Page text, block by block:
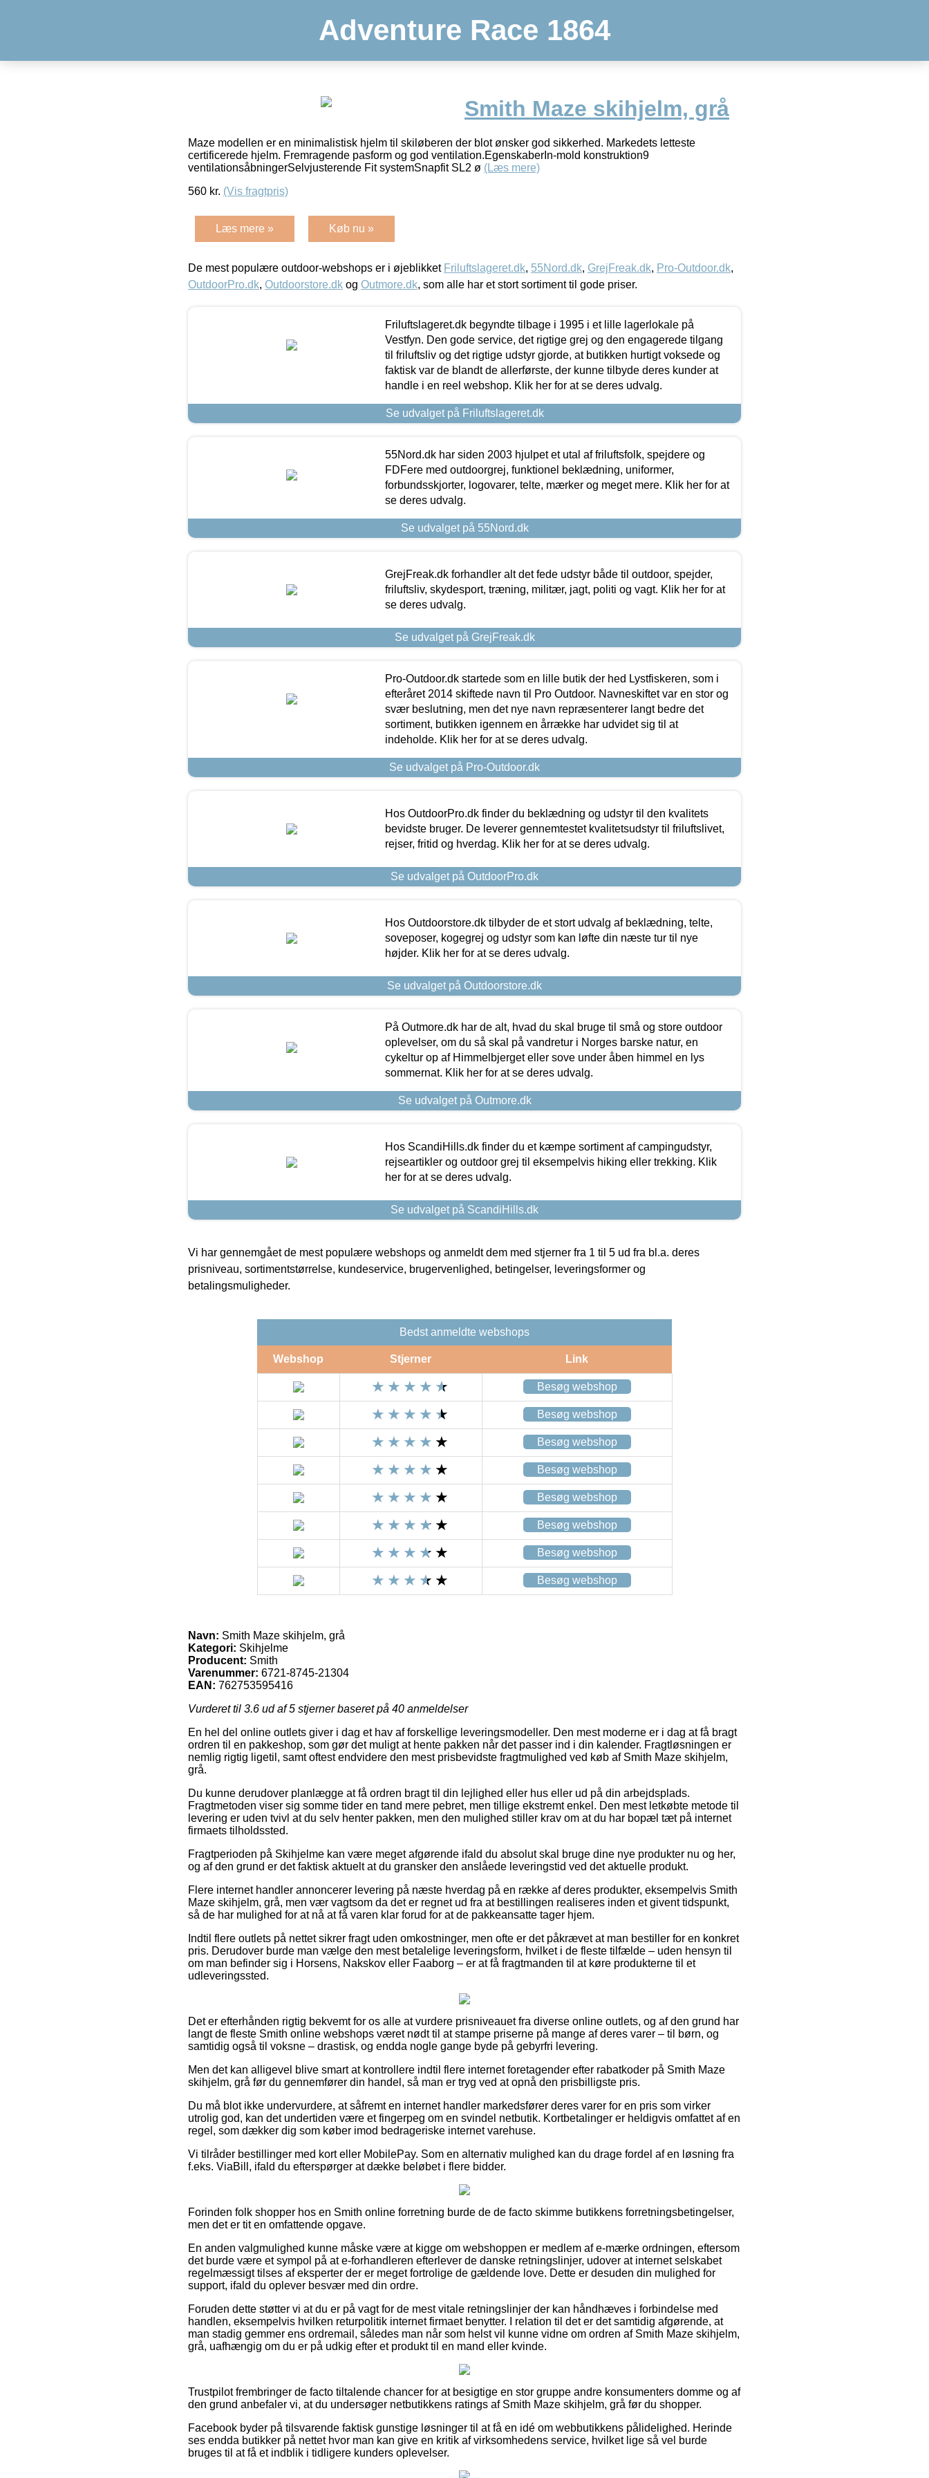
Adventure Race 1864
Smith Maze skihjelm, grå
Maze modellen er en minimalistisk hjelm til skiløberen der blot ønsker god sikkerhed. Markedets letteste
certificerede hjelm. Fremragende pasform og god ventilation.EgenskaberIn-mold konstruktion9
ventilationsåbningerSelvjusterende Fit systemSnapfit SL2 ø (Læs mere)
560 kr. (Vis fragtpris)
Læs mere » Køb nu »
De mest populære outdoor-webshops er i øjeblikket Friluftslageret.dk, 55Nord.dk, GrejFreak.dk, Pro-Outdoor.dk,
OutdoorPro.dk, Outdoorstore.dk og Outmore.dk, som alle har et stort sortiment til gode priser.
Friluftslageret.dk begyndte tilbage i 1995 i et lille lagerlokale på
Vestfyn. Den gode service, det rigtige grej og den engagerede tilgang
til friluftsliv og det rigtige udstyr gjorde, at butikken hurtigt voksede og
faktisk var de blandt de allerførste, der kunne tilbyde deres kunder at
handle i en reel webshop. Klik her for at se deres udvalg.
Se udvalget på Friluftslageret.dk
55Nord.dk har siden 2003 hjulpet et utal af friluftsfolk, spejdere og
FDFere med outdoorgrej, funktionel beklædning, uniformer,
forbundsskjorter, logovarer, telte, mærker og meget mere. Klik her for at
se deres udvalg.
Se udvalget på 55Nord.dk
GrejFreak.dk forhandler alt det fede udstyr både til outdoor, spejder,
friluftsliv, skydesport, træning, militær, jagt, politi og vagt. Klik her for at
se deres udvalg.
Se udvalget på GrejFreak.dk
Pro-Outdoor.dk startede som en lille butik der hed Lystfiskeren, som i
efteråret 2014 skiftede navn til Pro Outdoor. Navneskiftet var en stor og
svær beslutning, men det nye navn repræsenterer langt bedre det
sortiment, butikken igennem en årrække har udvidet sig til at
indeholde. Klik her for at se deres udvalg.
Se udvalget på Pro-Outdoor.dk
Hos OutdoorPro.dk finder du beklædning og udstyr til den kvalitets
bevidste bruger. De leverer gennemtestet kvalitetsudstyr til friluftslivet,
rejser, fritid og hverdag. Klik her for at se deres udvalg.
Se udvalget på OutdoorPro.dk
Hos Outdoorstore.dk tilbyder de et stort udvalg af beklædning, telte,
soveposer, kogegrej og udstyr som kan løfte din næste tur til nye
højder. Klik her for at se deres udvalg.
Se udvalget på Outdoorstore.dk
På Outmore.dk har de alt, hvad du skal bruge til små og store outdoor
oplevelser, om du så skal på vandretur i Norges barske natur, en
cykeltur op af Himmelbjerget eller sove under åben himmel en lys
sommernat. Klik her for at se deres udvalg.
Se udvalget på Outmore.dk
Hos ScandiHills.dk finder du et kæmpe sortiment af campingudstyr,
rejseartikler og outdoor grej til eksempelvis hiking eller trekking. Klik
her for at se deres udvalg.
Se udvalget på ScandiHills.dk
Vi har gennemgået de mest populære webshops og anmeldt dem med stjerner fra 1 til 5 ud fra bl.a. deres
prisniveau, sortimentstørrelse, kundeservice, brugervenlighed, betingelser, leveringsformer og
betalingsmuligheder.
Bedst anmeldte webshops
Webshop Stjerner Link
Besøg webshop
Besøg webshop
Besøg webshop
Besøg webshop
Besøg webshop
Besøg webshop
Besøg webshop
Besøg webshop
Navn: Smith Maze skihjelm, grå
Kategori: Skihjelme
Producent: Smith
Varenummer: 6721-8745-21304
EAN: 762753595416
Vurderet til 3.6 ud af 5 stjerner baseret på 40 anmeldelser
En hel del online outlets giver i dag et hav af forskellige leveringsmodeller. Den mest moderne er i dag at få bragt
ordren til en pakkeshop, som gør det muligt at hente pakken når det passer ind i din kalender. Fragtløsningen er
nemlig rigtig ligetil, samt oftest endvidere den mest prisbevidste fragtmulighed ved køb af Smith Maze skihjelm,
grå.
Du kunne derudover planlægge at få ordren bragt til din lejlighed eller hus eller ud på din arbejdsplads.
Fragtmetoden viser sig somme tider en tand mere pebret, men tillige ekstremt enkel. Den mest letkøbte metode til
levering er uden tvivl at du selv henter pakken, men den mulighed stiller krav om at du har bopæl tæt på internet
firmaets tilholdssted.
Fragtperioden på Skihjelme kan være meget afgørende ifald du absolut skal bruge dine nye produkter nu og her,
og af den grund er det faktisk aktuelt at du gransker den anslåede leveringstid ved det aktuelle produkt.
Flere internet handler annoncerer levering på næste hverdag på en række af deres produkter, eksempelvis Smith
Maze skihjelm, grå, men vær vagtsom da det er regnet ud fra at bestillingen realiseres inden et givent tidspunkt,
så de har mulighed for at nå at få varen klar forud for at de pakkeansatte tager hjem.
Indtil flere outlets på nettet sikrer fragt uden omkostninger, men ofte er det påkrævet at man bestiller for en konkret
pris. Derudover burde man vælge den mest betalelige leveringsform, hvilket i de fleste tilfælde – uden hensyn til
om man befinder sig i Horsens, Nakskov eller Faaborg – er at få fragtmanden til at køre produkterne til et
udleveringssted.
Det er efterhånden rigtig bekvemt for os alle at vurdere prisniveauet fra diverse online outlets, og af den grund har
langt de fleste Smith online webshops været nødt til at stampe priserne på mange af deres varer – til børn, og
samtidig også til voksne – drastisk, og endda nogle gange byde på gebyrfri levering.
Men det kan alligevel blive smart at kontrollere indtil flere internet foretagender efter rabatkoder på Smith Maze
skihjelm, grå før du gennemfører din handel, så man er tryg ved at opnå den prisbilligste pris.
Du må blot ikke undervurdere, at såfremt en internet handler markedsfører deres varer for en pris som virker
utrolig god, kan det undertiden være et fingerpeg om en svindel netbutik. Kortbetalinger er heldigvis omfattet af en
regel, som dækker dig som køber imod bedrageriske internet varehuse.
Vi tilråder bestillinger med kort eller MobilePay. Som en alternativ mulighed kan du drage fordel af en løsning fra
f.eks. ViaBill, ifald du efterspørger at dække beløbet i flere bidder.
Forinden folk shopper hos en Smith online forretning burde de de facto skimme butikkens forretningsbetingelser,
men det er tit en omfattende opgave.
En anden valgmulighed kunne måske være at kigge om webshoppen er medlem af e-mærke ordningen, eftersom
det burde være et sympol på at e-forhandleren efterlever de danske retningslinjer, udover at internet selskabet
regelmæssigt tilses af eksperter der er meget fortrolige de gældende love. Dette er desuden din mulighed for
support, ifald du oplever besvær med din ordre.
Foruden dette støtter vi at du er på vagt for de mest vitale retningslinjer der kan håndhæves i forbindelse med
handlen, eksempelvis hvilken returpolitik internet firmaet benytter. I relation til det er det samtidig afgørende, at
man stadig gemmer ens ordremail, således man når som helst vil kunne vidne om ordren af Smith Maze skihjelm,
grå, uafhængig om du er på udkig efter et produkt til en mand eller kvinde.
Trustpilot frembringer de facto tiltalende chancer for at besigtige en stor gruppe andre konsumenters domme og af
den grund anbefaler vi, at du undersøger netbutikkens ratings af Smith Maze skihjelm, grå før du shopper.
Facebook byder på tilsvarende faktisk gunstige løsninger til at få en idé om webbutikkens pålidelighed. Herinde
ses endda butikker på nettet hvor man kan give en kritik af virksomhedens service, hvilket lige så vel burde
bruges til at få et indblik i tidligere kunders oplevelser.